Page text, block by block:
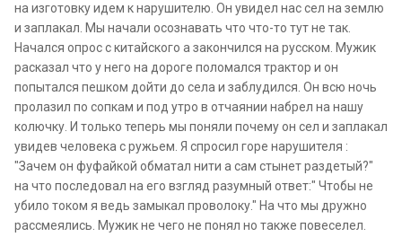
на изготовку идем к нарушителю. Он увидел нас сел на землю
и заплакал. Мы начали осознавать что что-то тут не так.
Начался опрос с китайского а закончился на русском. Мужик
расказал что у него на дороге поломался трактор и он
попытался пешком дойти до села и заблудился. Он всю ночь
пролазил по сопкам и под утро в отчаянии набрел на нашу
колючку. И только теперь мы поняли почему он сел и заплакал
увидев человека с ружьем. Я спросил горе нарушителя :
"Зачем он фуфайкой обматал нити а сам стынет раздетый?"
на что последовал на его взгляд разумный ответ:" Чтобы не
убило током я ведь замыкал проволоку." На что мы дружно
рассмеялись. Мужик не чего не понял но также повеселел.